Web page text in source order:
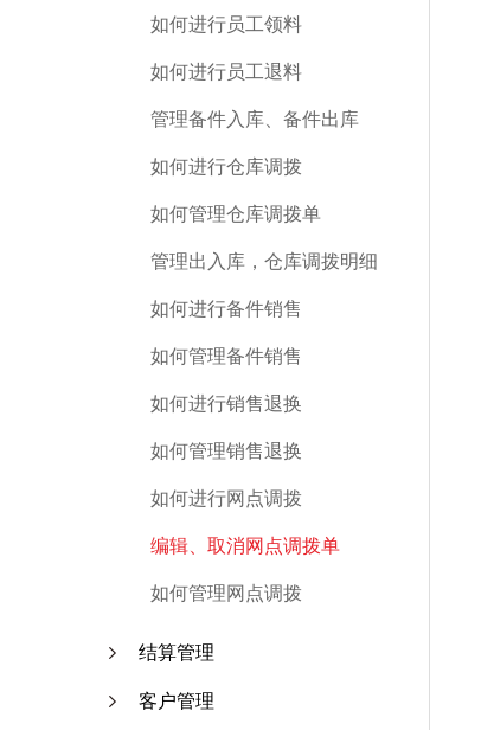
如何进行员工领料
如何进行员工退料
管理备件入库、备件出库
如何进行仓库调拨
如何管理仓库调拨单
管理出入库，仓库调拨明细
如何进行备件销售
如何管理备件销售
如何进行销售退换
如何管理销售退换
如何进行网点调拨
编辑、取消网点调拨单
如何管理网点调拨
结算管理
客户管理